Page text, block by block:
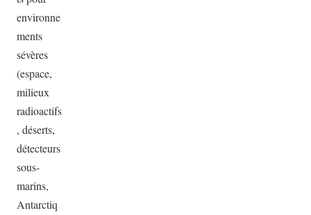
environne
ments
sévères
(espace,
milieux
radioactifs
, déserts,
détecteurs
sous-
marins,
Antarctiq